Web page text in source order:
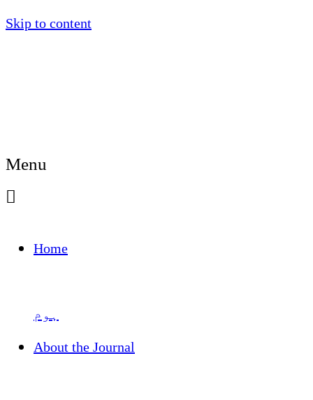
Skip to content
Menu
Home
ہوم
About the Journal